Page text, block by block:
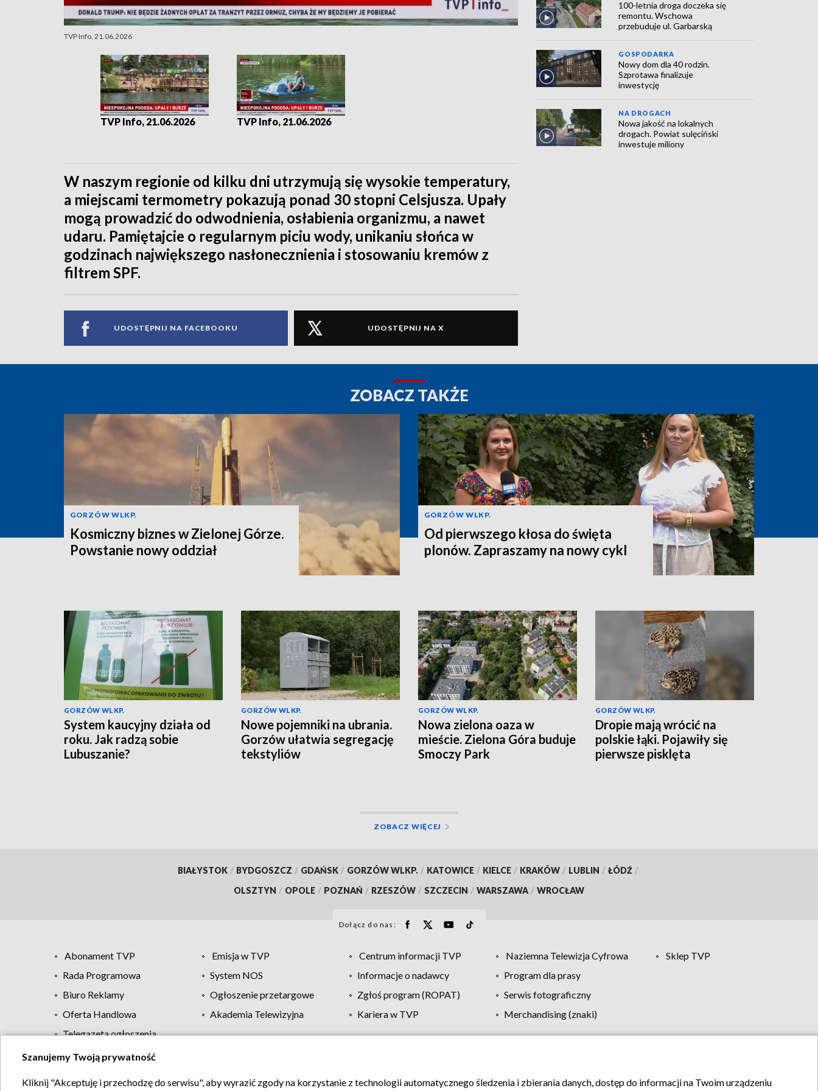
TVP Info, 21.06.2026
TVP Info, 21.06.2026 TVP Info, 21.06.2026
W naszym regionie od kilku dni utrzymują się wysokie temperatury,
a miejscami termometry pokazują ponad 30 stopni Celsjusza. Upały
mogą prowadzić do odwodnienia, osłabienia organizmu, a nawet
udaru. Pamiętajcie o regularnym piciu wody, unikaniu słońca w
godzinach największego nasłonecznienia i stosowaniu kremów z
filtrem SPF.
UDOSTĘPNIJ NA FACEBOOKU UDOSTĘPNIJ NA X
100-letnia droga doczeka się
remontu. Wschowa
przebuduje ul. Garbarską
GOSPODARKA
Nowy dom dla 40 rodzin.
Szprotawa finalizuje
inwestycję
NA DROGACH
Nowa jakość na lokalnych
drogach. Powiat sulęciński
inwestuje miliony
ZOBACZ TAKŻE
GORZÓW WLKP.
Kosmiczny biznes w Zielonej Górze.
Powstanie nowy oddział
GORZÓW WLKP.
Od pierwszego kłosa do święta
plonów. Zapraszamy na nowy cykl
GORZÓW WLKP.
System kaucyjny działa od
roku. Jak radzą sobie
Lubuszanie?
GORZÓW WLKP.
Nowe pojemniki na ubrania.
Gorzów ułatwia segregację
tekstyliów
GORZÓW WLKP.
Nowa zielona oaza w
mieście. Zielona Góra buduje
Smoczy Park
GORZÓW WLKP.
Dropie mają wrócić na
polskie łąki. Pojawiły się
pierwsze pisklęta
ZOBACZ WIĘCEJ
BIAŁYSTOK / BYDGOSZCZ / GDAŃSK / GORZÓW WLKP. / KATOWICE / KIELCE / KRAKÓW / LUBLIN / ŁÓDŹ /
OLSZTYN / OPOLE / POZNAŃ / RZESZÓW / SZCZECIN / WARSZAWA / WROCŁAW
Dołącz do nas:
Abonament TVP Emisja w TVP Centrum informacji TVP Naziemna Telewizja Cyfrowa
Sklep TVP
Rada Programowa
System NOS Informacje o nadawcy
Program dla prasy
Biuro Reklamy
Ogłoszenie przetargowe Zgłoś program (ROPAT)
Serwis fotograficzny
Oferta Handlowa
Akademia Telewizyjna Kariera w TVP
Merchandising (znaki)
Telegazeta ogłoszenia
Regulamin TVP Polityka prywatności Moje zgody Pomoc Biuro reklamy Kontakt
Szanujemy Twoją prywatność
Kliknij "Akceptuję i przechodzę do serwisu", aby wyrazić zgody na korzystanie z technologii automatycznego śledzenia i zbierania danych, dostęp do informacji na Twoim urządzeniu